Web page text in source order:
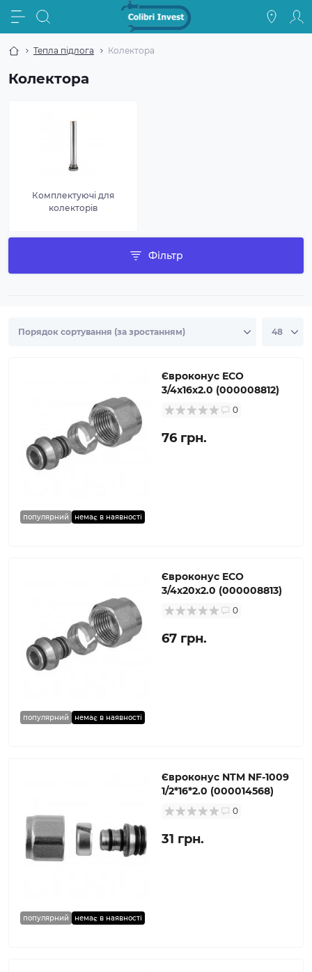
Тепла підлога Колектора
Колектора
Комплектуючі для
колекторів
Фільтр
популярний немає в наявності
Євроконус ECO
3/4х16х2.0 (000008812)
0
76 грн.
популярний немає в наявності
Євроконус ECO
3/4х20х2.0 (000008813)
0
67 грн.
популярний немає в наявності
Євроконус NTM NF-1009
1/2*16*2.0 (000014568)
0
31 грн.